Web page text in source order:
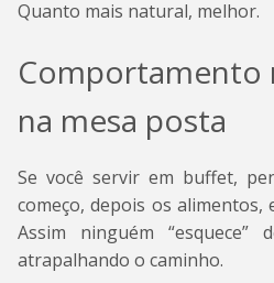
Quanto mais natural, melhor.
Comportamento
na mesa posta
Se você servir em buffet,
começo, depois os
Assim ninguém
atrapalhando o caminho.